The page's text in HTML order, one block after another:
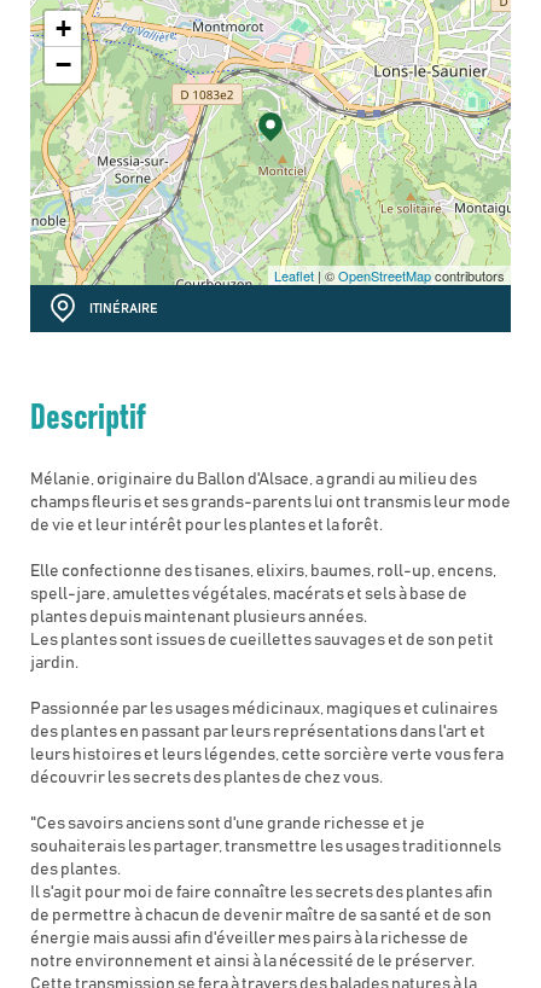
+
−
Leaflet | ©OpenStreetMapcontributors
ITINÉRAIRE
Descriptif
Mélanie, originaire du Ballon d'Alsace, a grandi au milieu des
champs fleuris et ses grands-parents lui ont transmis leur mode
de vie et leur intérêt pour les plantes et la forêt.
Elle confectionne des tisanes, elixirs, baumes, roll-up, encens,
spell-jare, amulettes végétales, macérats et sels à base de
plantes depuis maintenant plusieurs années.
Les plantes sont issues de cueillettes sauvages et de son petit
jardin.
Passionnée par les usages médicinaux, magiques et culinaires
des plantes en passant par leurs représentations dans l'art et
leurs histoires et leurs légendes, cette sorcière verte vous fera
découvrir les secrets des plantes de chez vous.
"Ces savoirs anciens sont d'une grande richesse et je
souhaiterais les partager, transmettre les usages traditionnels
des plantes.
Il s'agit pour moi de faire connaître les secrets des plantes afin
de permettre à chacun de devenir maître de sa santé et de son
énergie mais aussi afin d'éveiller mes pairs à la richesse de
notre environnement et ainsi à la nécessité de le préserver.
Cette transmission se fera à travers des balades natures à la